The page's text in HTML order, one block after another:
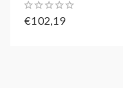
erfrischenden
€102,19